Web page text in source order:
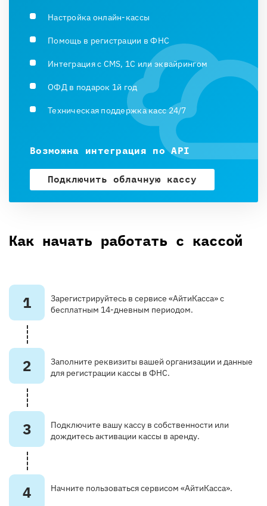
Настройка онлайн-кассы
Помощь в регистрации в ФНС
Интеграция с CMS, 1С или эквайрингом
ОФД в подарок 1й год
Техническая поддержка касс 24/7
Возможна интеграция по API
Подключить облачную кассу
Как начать работать с кассой
1
Зарегистрируйтесь в сервисе «АйтиКасса» с
бесплатным 14-дневным периодом.
2
Заполните реквизиты вашей организации и данные
для регистрации кассы в ФНС.
3
Подключите вашу кассу в собственности или
дождитесь активации кассы в аренду.
4 Начните пользоваться сервисом «АйтиКасса».